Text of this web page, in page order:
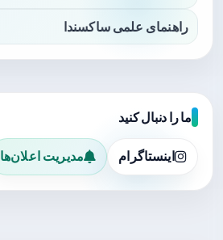
راهنمای علمی ساکسندا
ما را دنبال کنید
اینستاگرام مدیریت اعلان‌ها